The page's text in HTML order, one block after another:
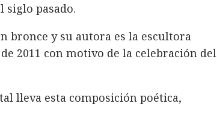
siglo pasado.
bronce y su autora es la escultora
2011 con motivo de la celebración del
lleva esta composición poética,